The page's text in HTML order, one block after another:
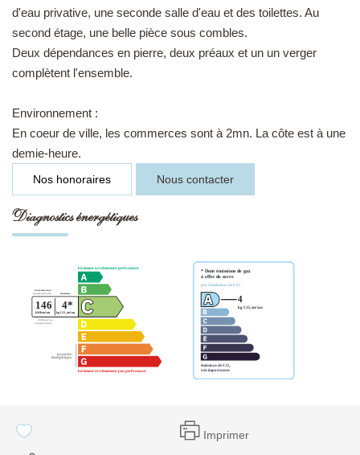
d'eau privative, une seconde salle d'eau et des toilettes. Au
second étage, une belle pièce sous combles.
Deux dépendances en pierre, deux préaux et un un verger
complètent l'ensemble.
Environnement :
En coeur de ville, les commerces sont à 2mn. La côte est à une
demie-heure.
Nos honoraires Nous contacter
Diagnostics énergétiques
Imprimer